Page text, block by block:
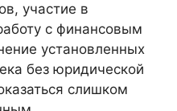
участие в
с финансовым
установленных
без юридической
слишком